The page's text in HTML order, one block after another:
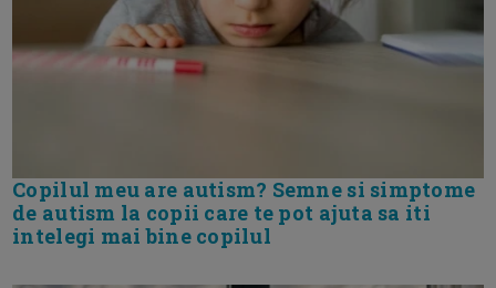
Copilul meu are autism? Semne si simptome
de autism la copii care te pot ajuta sa iti
intelegi mai bine copilul